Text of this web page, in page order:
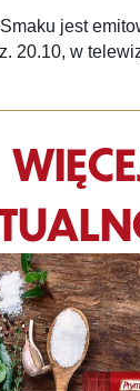
jest
20.10, w